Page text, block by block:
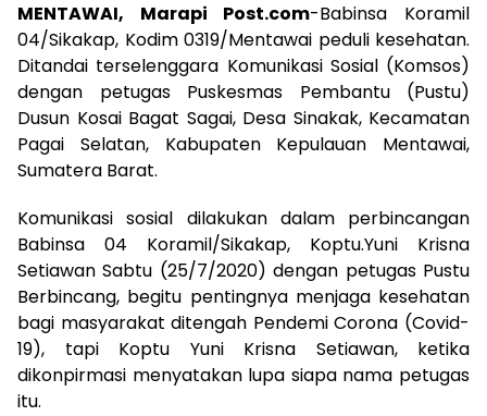
MENTAWAI, Marapi Post.com-Babinsa Koramil
04/Sikakap, Kodim 0319/Mentawai peduli kesehatan.
Ditandai terselenggara Komunikasi Sosial (Komsos)
dengan petugas Puskesmas Pembantu (Pustu)
Dusun Kosai Bagat Sagai, Desa Sinakak, Kecamatan
Pagai Selatan, Kabupaten Kepulauan Mentawai,
Sumatera Barat.
Komunikasi sosial dilakukan dalam perbincangan
Babinsa 04 Koramil/Sikakap, Koptu.Yuni Krisna
Setiawan Sabtu (25/7/2020) dengan petugas Pustu
Berbincang, begitu pentingnya menjaga kesehatan
bagi masyarakat ditengah Pendemi Corona (Covid-
19), tapi Koptu Yuni Krisna Setiawan, ketika
dikonpirmasi menyatakan lupa siapa nama petugas
itu.